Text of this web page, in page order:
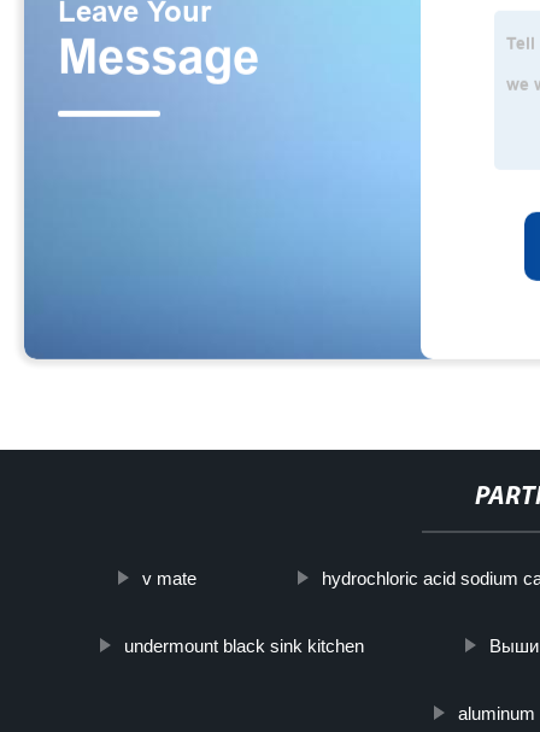
v mate hydrochloric acid sodium
undermount black sink kitchen
aluminum